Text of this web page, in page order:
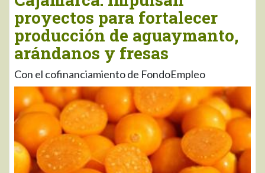
proyectos para fortalecer
producción de aguaymanto,
arándanos y fresas
Con el cofinanciamiento de FondoEmpleo